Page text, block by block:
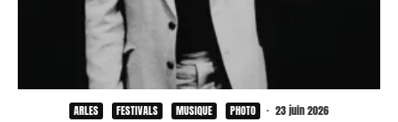
ARLES FESTIVALS MUSIQUE PHOTO · 23 juin 2026